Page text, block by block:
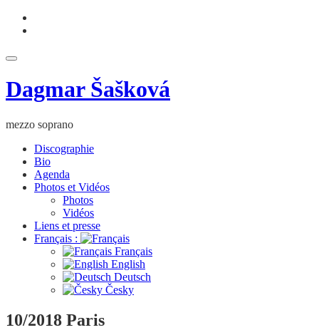
Aller
Déplier
navigation
Dagmar Šašková
mezzo soprano
Discographie
Bio
Agenda
Photos et Vidéos
Photos
Vidéos
Liens et presse
Français :
Français
English
Deutsch
Česky
10/2018 Paris